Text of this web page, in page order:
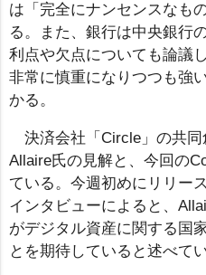
は「完全にナンセンスなも
る。また、銀行は中央銀行
利点や欠点についても論議
非常に慎重になりつつも強
かる。
決済会社「Circle」の共
Allaire氏の見解と、今回の
ている。今週初めにリリー
インタビューによると、
がデジタル資産に関する国
とを期待していると述べてい